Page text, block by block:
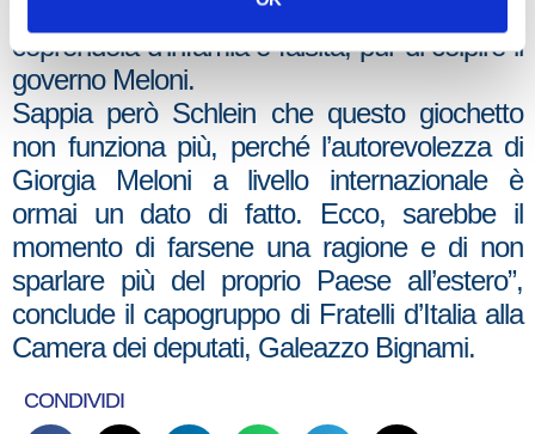
parlare male all’estero della propria Nazione,
coprendola d’infamia e falsità, pur di colpire il
governo Meloni.
Sappia però Schlein che questo giochetto
non funziona più, perché l’autorevolezza di
Giorgia Meloni a livello internazionale è
ormai un dato di fatto. Ecco, sarebbe il
momento di farsene una ragione e di non
sparlare più del proprio Paese all’estero”,
conclude il capogruppo di Fratelli d’Italia alla
Camera dei deputati, Galeazzo Bignami.
CONDIVIDI